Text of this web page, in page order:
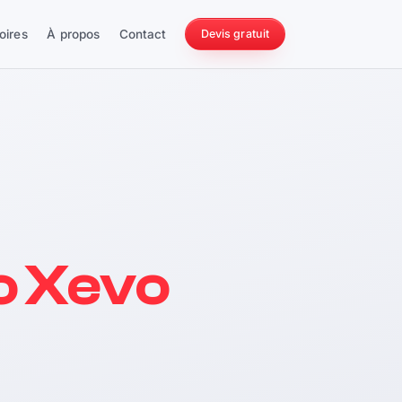
À propos Contact Devis gratuit
228 Nm
Xevo